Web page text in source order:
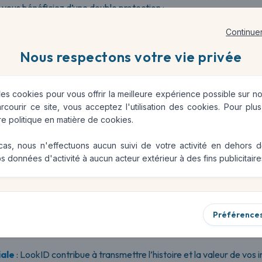
bénéficiez d’une double protection :
pour identifier l’instrument en cas de perte ou de litige.
, grâce à notre réseau de partenaires, qui couvre les risques
de LookID pour vos instruments de
passeport numérique apporte une preuve fiable de la
à une assurance dédiée, vos instruments sont protégés lors
: LookID contribue à transmettre l’histoire et la valeur de vos
Nous respectons votre vie privée
cookies pour vous offrir la meilleure expérience possible sur
ce site, vous acceptez l'utilisation des cookies. Pour plus
politique en matière de cookies.
nous n'effectuons aucun suivi de votre activité en dehors
données d'activité à aucun acteur extérieur à des fins